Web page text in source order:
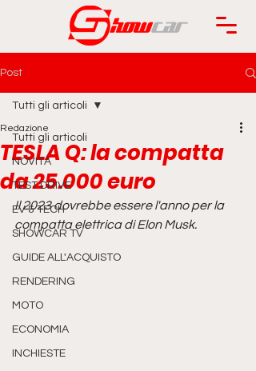
Post
Tutti gli articoli
NOVITÀ
TEST DRIVE
EV & TECH
SHOWCAR TV
GUIDE ALL'ACQUISTO
RENDERING
MOTO
ECONOMIA
INCHIESTE
Tutti gli articoli
TESLA Q: la compatta
da 25.000 euro
Redazione
Il 2023 dovrebbe essere l'anno per la
compatta elettrica di Elon Musk.